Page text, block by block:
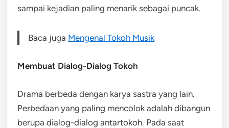
sampai kejadian paling menarik sebagai puncak.
Baca juga Mengenal Tokoh Musik
Membuat Dialog-Dialog Tokoh
Drama berbeda dengan karya sastra yang lain.
Perbedaan yang paling mencolok adalah dibangun
berupa dialog-dialog antartokoh. Pada saat